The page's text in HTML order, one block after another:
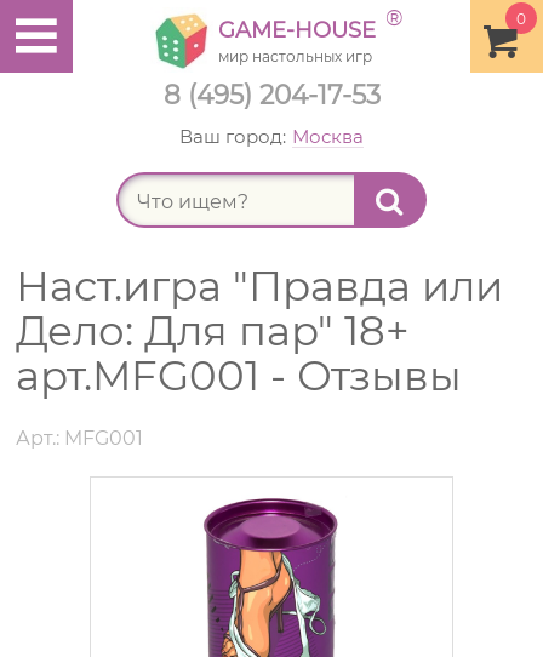
8 (495) 204-17-53
0
GAME-HOUSE ®
мир настольных игр
Ваш город: Москва
Наст.игра "Правда или
Дело: Для пар" 18+
арт.MFG001 - Отзывы
Арт.: MFG001